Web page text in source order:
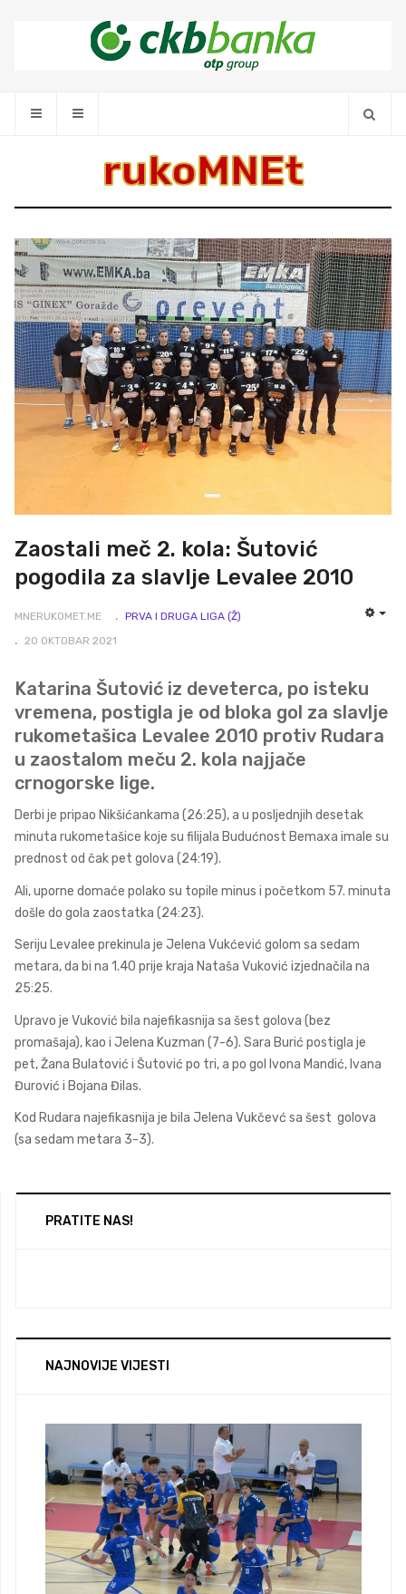
rukoMNEt
Zaostali meč 2. kola: Šutović
pogodila za slavlje Levalee 2010
MNERUKOMET.ME
PRVA I DRUGA LIGA (Ž)
20 OKTOBAR 2021
Katarina Šutović iz deveterca, po isteku
vremena, postigla je od bloka gol za slavlje
rukometašica Levalee 2010 protiv Rudara
u zaostalom meču 2. kola najjače
crnogorske lige.
Derbi je pripao Nikšićankama (26:25), a u posljednjih desetak
minuta rukometašice koje su filijala Budućnost Bemaxa imale su
prednost od čak pet golova (24:19).
Ali, uporne domaće polako su topile minus i početkom 57. minuta
došle do gola zaostatka (24:23).
Seriju Levalee prekinula je Jelena Vukćević golom sa sedam
metara, da bi na 1.40 prije kraja Nataša Vuković izjednačila na
25:25.
Upravo je Vuković bila najefikasnija sa šest golova (bez
promašaja), kao i Jelena Kuzman (7-6). Sara Burić postigla je
pet, Žana Bulatović i Šutović po tri, a po gol Ivona Mandić, Ivana
Đurović i Bojana Đilas.
Kod Rudara najefikasnija je bila Jelena Vukčevć sa šest golova
(sa sedam metara 3-3).
PRATITE NAS!
NAJNOVIJE VIJESTI